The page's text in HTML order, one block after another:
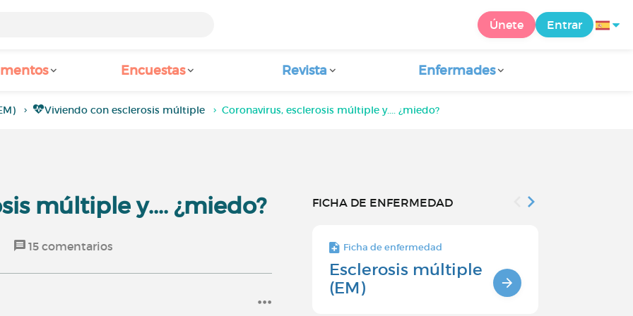
Únete Entrar
Encuestas Revista Enfermades
Viviendo con esclerosis múltiple Coronavirus, esclerosis múltiple y.... ¿miedo?
múltiple y.... ¿miedo?
15 comentarios
FICHA DE ENFERMEDAD
Ficha de enfermedad
Esclerosis múltiple
(EM)